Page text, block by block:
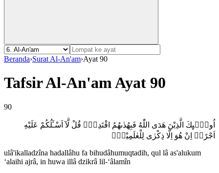
Beranda›Surat Al-An'am›Ayat 90
Tafsir Al-An'am Ayat 90
90
اُولٰۤىِٕكَ الَّذِيْنَ هَدَى اللّٰهُ فَبِهُدٰىهُمُ اقْتَدِهْۗ قُلْ لَّآ اَسْـَٔلُكُمْ عَلَيْهِ
اَجْرًاۗ اِنْ هُوَ اِلَّا ذِكْرٰى لِلْعٰلَمِيْنَࣖ
ulâ'ikalladzîna hadallâhu fa bihudâhumuqtadih, qul lâ as'alukum
‘alaihi ajrâ, in huwa illâ dzikrâ lil-‘âlamîn